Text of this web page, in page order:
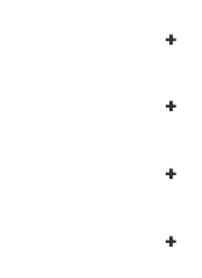
+
+
+
+